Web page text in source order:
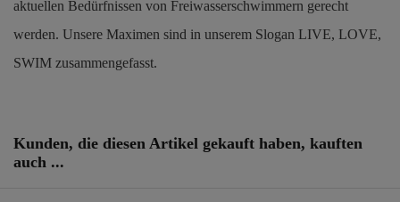
aktuellen Bedürfnissen von Freiwasserschwimmern gerecht
werden. Unsere Maximen sind in unserem Slogan LIVE, LOVE,
SWIM zusammengefasst.
Kunden, die diesen Artikel gekauft haben, kauften
auch ...